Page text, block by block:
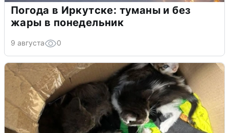
Погода в Иркутске: туманы и без
жары в понедельник
9 августа 0